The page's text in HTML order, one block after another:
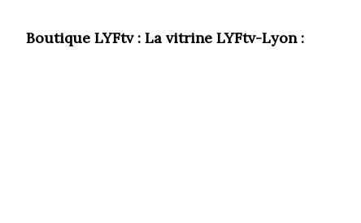
Boutique LYFtv : La vitrine LYFtv-Lyon :